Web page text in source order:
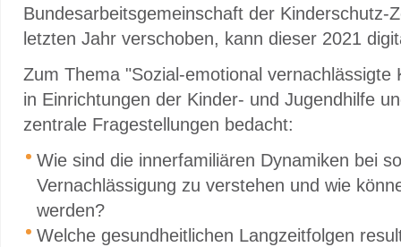
Bundesarbeitsgemeinschaft der Kinderschutz-
letzten Jahr verschoben, kann dieser 2021
Zum Thema "Sozial-emotional vernachlässigte
in Einrichtungen der Kinder- und Jugendhilfe
zentrale Fragestellungen bedacht:
Wie sind die innerfamiliären Dynamiken bei
Vernachlässigung zu verstehen und wie
werden?
Welche gesundheitlichen Langzeitfolgen